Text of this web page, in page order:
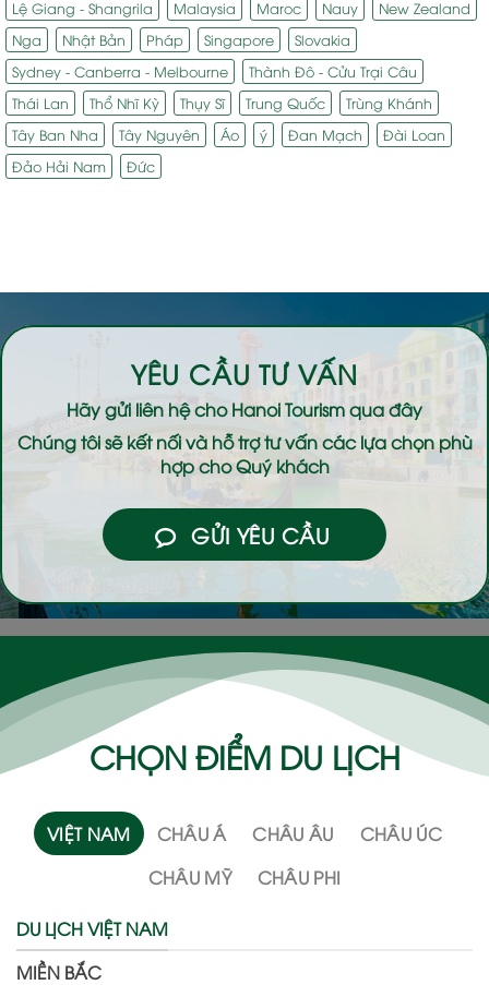
Lệ Giang - Shangrila Malaysia Maroc Nauy
New Zealand
Nga
Nhật Bản Pháp Singapore
Slovakia
Sydney - Canberra - Melbourne
Thành Đô - Cửu Trại Câu
Thái Lan
Thổ Nhĩ Kỳ Thụy Sĩ Trung Quốc
Trùng Khánh
Tây Ban Nha
Tây Nguyên Áo ý Đan Mạch
Đài Loan
Đảo Hải Nam
Đức
YÊU CẦU TƯ VẤN
Hãy gửi liên hệ choHanoi Tourismqua đây
Chúng tôi sẽ kết nối và hỗ trợ tư vấn các lựa chọn phù
hợp cho Quý khách
GỬI YÊU CẦU
CHỌN ĐIỂM DU LỊCH
VIỆT NAM CHÂU Á CHÂU ÂU
CHÂU ÚC
CHÂU MỸ
CHÂU PHI
DU LỊCH VIỆT NAM
MIỀN BẮC